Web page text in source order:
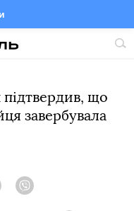
Twitter
що
завербувала
Telegram